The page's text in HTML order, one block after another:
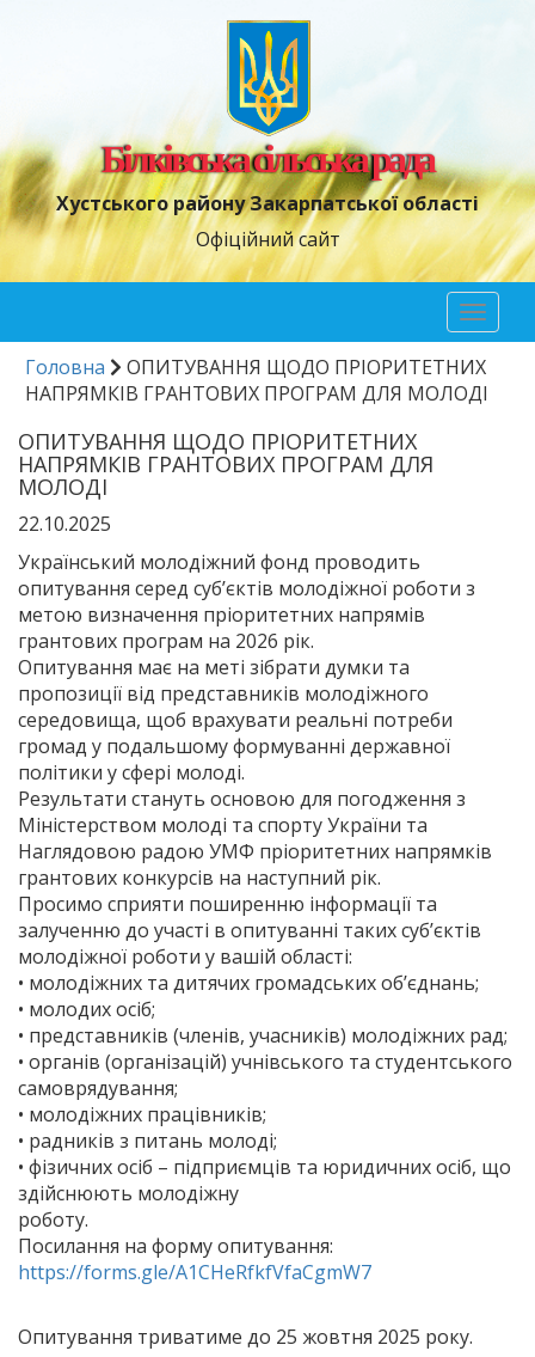
Білківська сільська рада
Хустського району Закарпатської області
Офіційний сайт
Toggle
Головна
ОПИТУВАННЯ ЩОДО ПРІОРИТЕТНИХ
НАПРЯМКІВ ГРАНТОВИХ ПРОГРАМ ДЛЯ МОЛОДІ
ОПИТУВАННЯ ЩОДО ПРІОРИТЕТНИХ
НАПРЯМКІВ ГРАНТОВИХ ПРОГРАМ ДЛЯ
МОЛОДІ
22.10.2025
Український молодіжний фонд проводить
опитування серед суб’єктів молодіжної роботи з
метою визначення пріоритетних напрямів
грантових програм на 2026 рік.
Опитування має на меті зібрати думки та
пропозиції від представників молодіжного
середовища, щоб врахувати реальні потреби
громад у подальшому формуванні державної
політики у сфері молоді.
Результати стануть основою для погодження з
Міністерством молоді та спорту України та
Наглядовою радою УМФ пріоритетних напрямків
грантових конкурсів на наступний рік.
Просимо сприяти поширенню інформації та
залученню до участі в опитуванні таких суб’єктів
молодіжної роботи у вашій області:
• молодіжних та дитячих громадських об’єднань;
• молодих осіб;
• представників (членів, учасників) молодіжних рад;
• органів (організацій) учнівського та студентського
самоврядування;
• молодіжних працівників;
• радників з питань молоді;
• фізичних осіб – підприємців та юридичних осіб, що
здійснюють молодіжну
роботу.
Посилання на форму опитування:
https://forms.gle/A1CHeRfkfVfaCgmW7
Опитування триватиме до 25 жовтня 2025 року.